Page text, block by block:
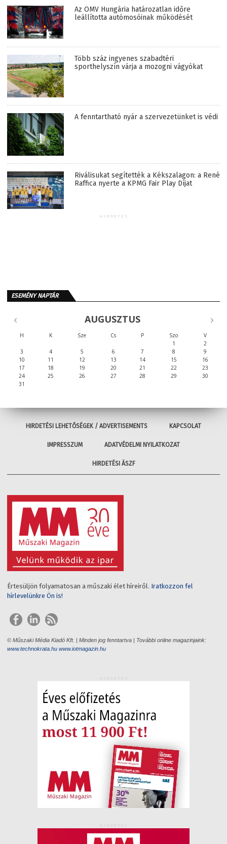
Az OMV Hungária határozatlan időre
leállította autómosóinak működését
Több száz ingyenes szabadtéri
sporthelyszín várja a mozogni vágyókat
A fenntartható nyár a szervezetünket is védi
Riválisukat segítették a Kékszalagon: a René
Raffica nyerte a KPMG Fair Play Díjat
HIRDETÉS
ESEMÉNY NAPTÁR
AUGUSZTUS
H K Sze Cs P Szo
V
1
2
3
4 5 6 7 8
9
10
11 12 13 14 15
16
17
18 19 20 21 22
23
24
25 26 27 28 29
30
31
HIRDETÉSI LEHETŐSÉGEK / ADVERTISEMENTS KAPCSOLAT
IMPRESSZUM ADATVÉDELMI NYILATKOZAT
HIRDETÉSI ÁSZF
Értesüljön folyamatosan a műszaki élet híreiről. Iratkozzon fel
hírlevelünkre Ön is!
© Műszaki Média Kiadó Kft. | Minden jog fenntartva | További online magazinjaink:
www.technokrata.hu www.iotmagazin.hu
HIRDETÉS
HIRDETÉS